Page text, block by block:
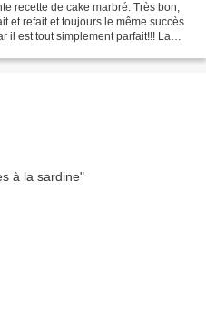
recette de cake marbré. Très bon,
et refait et toujours le même succès
il est tout simplement parfait!!! La